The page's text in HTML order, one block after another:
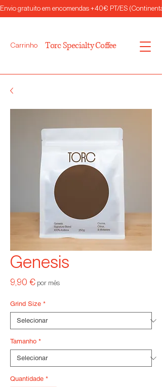
Envio gratuito em encomendas +40€ PT/ES
Carrinho Torc Specialty Coffee
Genesis
9,90 €Preço
por mês
Grind Size *
Tamanho *
Quantidade *